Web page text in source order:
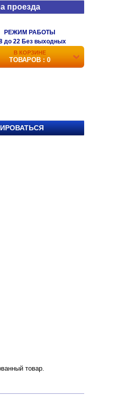
проезда
РЕЖИМ РАБОТЫ
до 22 Без выходных
В КОРЗИНЕ
ТОВАРОВ : 0
товар.